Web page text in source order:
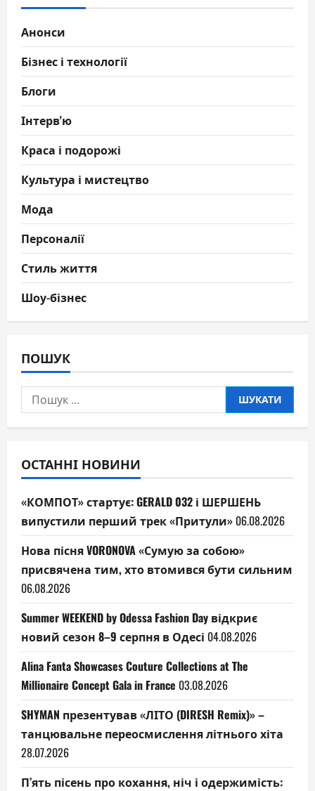
Анонси
Бізнес і технології
Блоги
Інтерв'ю
Краса і подорожі
Культура і мистецтво
Мода
Персоналії
Стиль життя
Шоу-бізнес
ПОШУК
Пошук:
ОСТАННІ НОВИНИ
«КОМПОТ» стартує: GERALD 032 і ШЕРШЕНЬ
випустили перший трек «Притули» 06.08.2026
Нова пісня VORONOVA «Сумую за собою»
присвячена тим, хто втомився бути сильним
06.08.2026
Summer WEEKEND by Odessa Fashion Day відкриє
новий сезон 8–9 серпня в Одесі 04.08.2026
Alina Fanta Showcases Couture Collections at The
Millionaire Concept Gala in France 03.08.2026
SHYMAN презентував «ЛІТО (DIRESH Remix)» –
танцювальне переосмислення літнього хіта
28.07.2026
П’ять пісень про кохання, ніч і одержимість: